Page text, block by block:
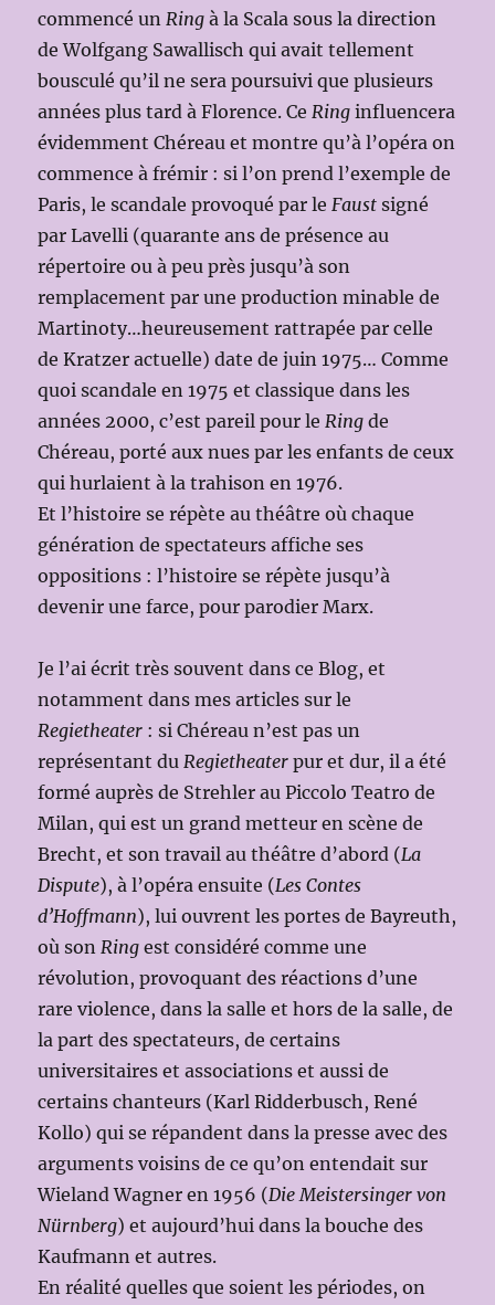
commencé un Ring à la Scala sous la direction
de Wolfgang Sawallisch qui avait tellement
bousculé qu’il ne sera poursuivi que plusieurs
années plus tard à Florence. Ce Ring influencera
évidemment Chéreau et montre qu’à l’opéra on
commence à frémir : si l’on prend l’exemple de
Paris, le scandale provoqué par le Faustsigné
par Lavelli (quarante ans de présence au
répertoire ou à peu près jusqu’à son
remplacement par une production minable de
Martinoty…heureusement rattrapée par celle
de Kratzer actuelle) date de juin 1975… Comme
quoi scandale en 1975 et classique dans les
années 2000, c’est pareil pour le Ring de
Chéreau, porté aux nues par les enfants de ceux
qui hurlaient à la trahison en 1976.
Et l’histoire se répète au théâtre où chaque
génération de spectateurs affiche ses
oppositions : l’histoire se répète jusqu’à
devenir une farce, pour parodier Marx.
Je l’ai écrit très souvent dans ce Blog, et
notamment dans mes articles sur le
Regietheater : si Chéreau n’est pas un
représentant du Regietheater pur et dur, il a été
formé auprès de Strehler au Piccolo Teatro de
Milan, qui est un grand metteur en scène de
Brecht, et son travail au théâtre d’abord (La
Dispute), à l’opéra ensuite (Les Contes
d’Hoffmann), lui ouvrent les portes de Bayreuth,
où son Ring est considéré comme une
révolution, provoquant des réactions d’une
rare violence, dans la salle et hors de la salle, de
la part des spectateurs, de certains
universitaires et associations et aussi de
certains chanteurs (Karl Ridderbusch, René
Kollo) qui se répandent dans la presse avec des
arguments voisins de ce qu’on entendait sur
Wieland Wagner en 1956 (Die Meistersinger von
Nürnberg) et aujourd’hui dans la bouche des
Kaufmann et autres.
En réalité quelles que soient les périodes, on